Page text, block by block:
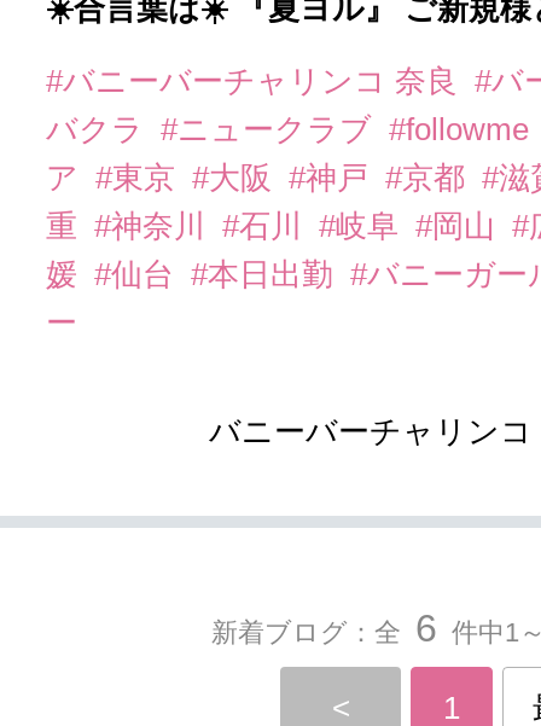
☀️合言葉は☀️ 『夏ヨル』 ご新規様
#バニーバーチャリンコ 奈良
#バ
バクラ
#ニュークラブ #followme
ア
#東京 #大阪 #神戸 #京都 #
重 #神奈川 #石川 #岐阜 #岡山
#
媛 #仙台 #本日出勤 #バニーガ
ー
バニーバーチャリンコ
新着ブログ：全 6 件中1
< 1